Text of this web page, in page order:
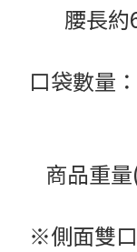
腰長
口袋數量
商品重
※側面雙